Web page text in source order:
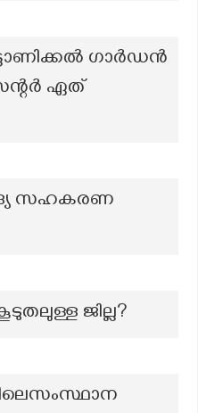
ഗാർഡൻ
ഏത്
സഹകരണ
ജില്ല?